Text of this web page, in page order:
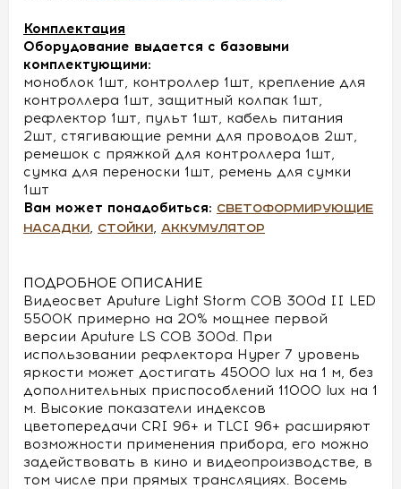
Комплектация
Оборудование выдается с базовыми
комплектующими:
моноблок 1шт, контроллер 1шт, крепление для
контроллера 1шт, защитный колпак 1шт,
рефлектор 1шт, пульт 1шт, кабель питания
2шт, стягивающие ремни для проводов 2шт,
ремешок с пряжкой для контроллера 1шт,
сумка для переноски 1шт, ремень для сумки
1шт
Вам может понадобиться: светоформирующие
насадки, стойки, аккумулятор
ПОДРОБНОЕ ОПИСАНИЕ
Видеосвет Aputure Light Storm COB 300d II LED
5500K примерно на 20% мощнее первой
версии Aputure LS COB 300d. При
использовании рефлектора Hyper 7 уровень
яркости может достигать 45000 lux на 1 м, без
дополнительных приспособлений 11000 lux на 1
м. Высокие показатели индексов
цветопередачи CRI 96+ и TLCI 96+ расширяют
возможности применения прибора, его можно
задействовать в кино и видеопроизводстве, в
том числе при прямых трансляциях. Восемь